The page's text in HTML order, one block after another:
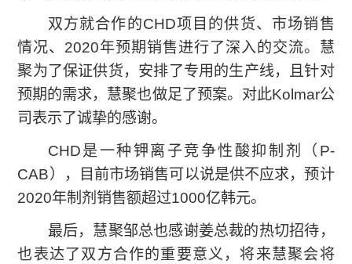
双方就合作的CHD项目的供货、市场销售
情况、2020年预期销售进行了深入的交流。慧
聚为了保证供货，安排了专用的生产线，且针对
预期的需求，慧聚也做足了预案。对此Kolmar公
司表示了诚挚的感谢。
CHD是一种钾离子竞争性酸抑制剂（P-
CAB），目前市场销售可以说是供不应求，预计
2020年制剂销售额超过1000亿韩元。
最后，慧聚邹总也感谢姜总裁的热切招待，
也表达了双方合作的重要意义，将来慧聚会将